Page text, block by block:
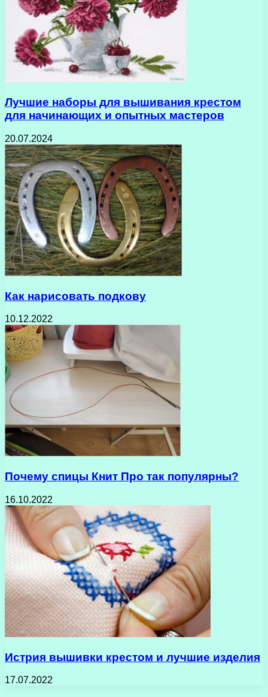
Лучшие наборы для вышивания крестом
для начинающих и опытных мастеров
20.07.2024
Как нарисовать подкову
10.12.2022
Почему спицы Книт Про так популярны?
16.10.2022
Истрия вышивки крестом и лучшие изделия
17.07.2022